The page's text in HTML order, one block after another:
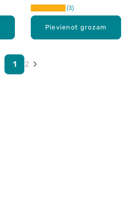
Pievienot grozam
3
1 2